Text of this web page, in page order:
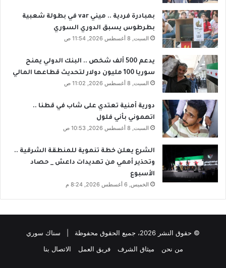
بمبادرة فردية .. ميني var في بطولة شعبية
بطرطوس يسبق الدوري السوري
السبت, 8 أغسطس 2026, 11:54 ص
يدعم 500 ألف شخص .. البنك الدولي يمنح
سوريا 100 مليون دولار لتحديث قطاعها المالي
السبت, 8 أغسطس 2026, 11:02 ص
دورية أمنية تعتدي على شاب في قطنا ..
اتهموني بأني فلول
السبت, 8 أغسطس 2026, 10:53 ص
الشرع يعلن خطة تنموية للمنطقة الشرقية ..
وتحذير أممي من تهديدات داعش _ حصاد
الأسبوع
الخميس, 6 أغسطس 2026, 8:24 م
© حقوق النشر 2026، جميع الحقوق محفوظة | سناك سوري
من نحن
ميثاق الشرف فريق العمل الاتصال بنا